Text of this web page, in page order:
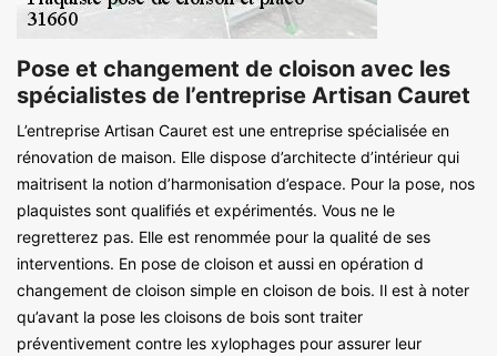
Pose et changement de cloison avec les
spécialistes de l’entreprise Artisan Cauret
L’entreprise Artisan Cauret est une entreprise spécialisée en
rénovation de maison. Elle dispose d’architecte d’intérieur qui
maitrisent la notion d’harmonisation d’espace. Pour la pose, nos
plaquistes sont qualifiés et expérimentés. Vous ne le
regretterez pas. Elle est renommée pour la qualité de ses
interventions. En pose de cloison et aussi en opération d
changement de cloison simple en cloison de bois. Il est à noter
qu’avant la pose les cloisons de bois sont traiter
préventivement contre les xylophages pour assurer leur